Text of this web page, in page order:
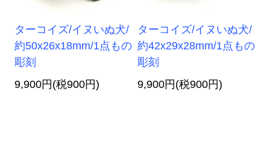
ターコイズ/イヌいぬ犬/
約50x26x18mm/1点もの
彫刻
9,900円(税900円)
ターコイズ/イヌいぬ犬/
約42x29x28mm/1点もの
彫刻
9,900円(税900円)